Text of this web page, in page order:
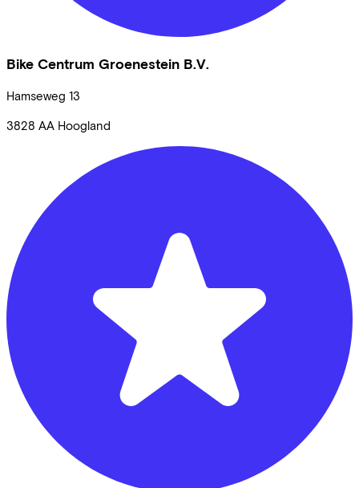
Bike Centrum Groenestein B.V.
Hamseweg 13
3828 AA Hoogland